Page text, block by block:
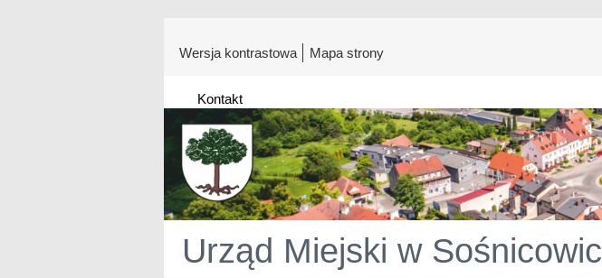
Wersja kontrastowa Mapa strony
Kontakt
Urząd Miejski w